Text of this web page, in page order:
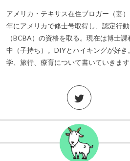
アメリカ・テキサス在住ブロガー（妻
年にアメリカで修士号取得し、認定行
（BCBA）の資格を取る。現在は博士課
中（子持ち）。DIYとハイキングが好き
学、旅行、療育について書いていきます